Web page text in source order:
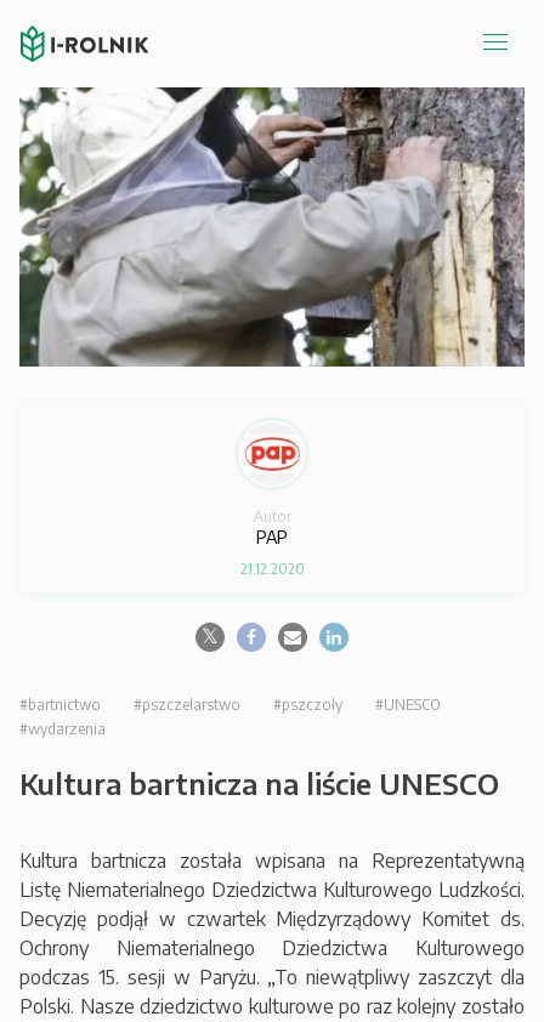
Autor
PAP
21.12.2020
#bartnictwo #pszczelarstwo #pszczoły
#UNESCO
#wydarzenia
Kultura bartnicza na liście UNESCO
Kultura bartnicza została wpisana na Reprezentatywną
Listę Niematerialnego Dziedzictwa Kulturowego Ludzkości.
Decyzję podjął w czwartek Międzyrządowy Komitet ds.
Ochrony Niematerialnego Dziedzictwa Kulturowego
podczas 15. sesji w Paryżu. „To niewątpliwy zaszczyt dla
Polski. Nasze dziedzictwo kulturowe po raz kolejny zostało